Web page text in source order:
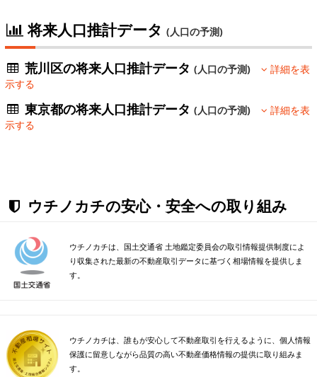
将来人口推計データ (人口の予測)
荒川区の将来人口推計データ(人口の予測)
詳細を表
示する
東京都の将来人口推計データ(人口の予測)
詳細を表
示する
ウチノカチの安心・安全への取り組み
ウチノカチは、国土交通省 土地鑑定委員会の取引情報提供制度によ
り収集された最新の不動産取引データに基づく相場情報を提供しま
す。
ウチノカチは、誰もが安心して不動産取引を行えるように、個人情報
保護に留意しながら品質の高い不動産価格情報の提供に取り組みま
す。